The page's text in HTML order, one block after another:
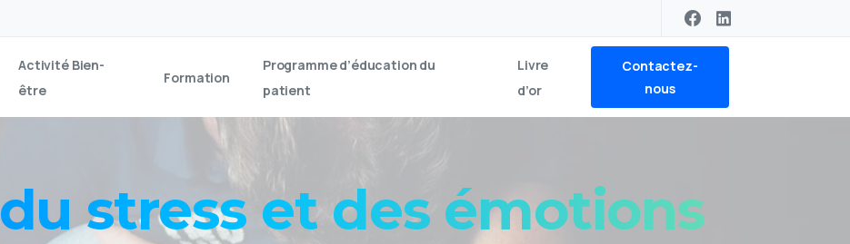
Activité Bien-
être
Formation
Programme d’éducation du
patient
Livre
d’or
Contactez-
nous
du stress et des émotions